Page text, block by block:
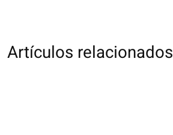
Artículos relacionados